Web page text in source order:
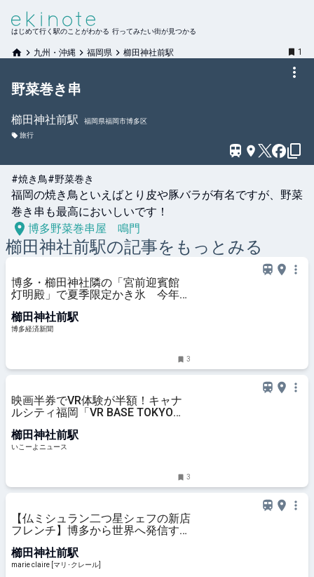
はじめて行く駅のことがわかる 行ってみたい街が見つかる
九州・沖縄 福岡県 櫛田神社前駅 1
野菜巻き串
櫛田神社前駅
福岡県福岡市博多区
旅行
#焼き鳥#野菜巻き
福岡の焼き鳥といえばとり皮や豚バラが有名ですが、野菜
巻き串も最高においしいです！
博多野菜巻串屋 鳴門
櫛田神社前駅の記事をもっとみる
博多・櫛田神社隣の「宮前迎賓館
灯明殿」で夏季限定かき氷 今年は
櫛田神社前駅
博多経済新聞
3
映画半券でVR体験が半額！キャナ
ルシティ福岡「VR BASE TOKYO」
櫛田神社前駅
いこーよニュース
3
【仏ミシュラン二つ星シェフの新店
フレンチ】博多から世界へ発信する
claire [マリ･クレール]
櫛田神社前駅
marie claire [マリ･クレール]